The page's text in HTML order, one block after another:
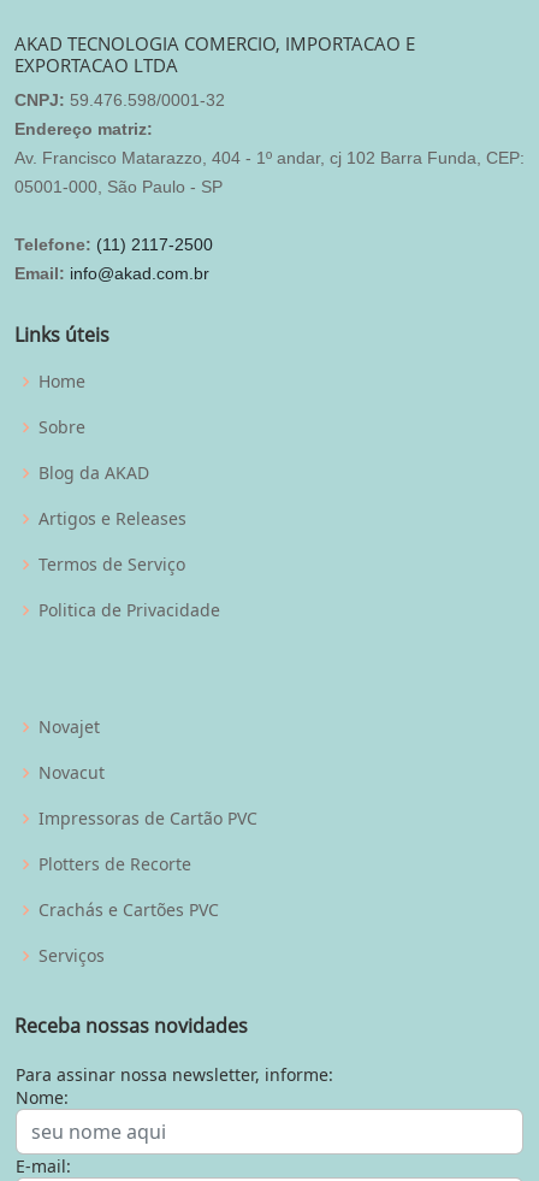
AKAD TECNOLOGIA COMERCIO, IMPORTACAO E
EXPORTACAO LTDA
CNPJ: 59.476.598/0001-32
Endereço matriz:
Av. Francisco Matarazzo, 404 - 1º andar, cj 102 Barra Funda, CEP:
05001-000, São Paulo - SP
Telefone: (11) 2117-2500
Email: info@akad.com.br
Links úteis
Home
Sobre
Blog da AKAD
Artigos e Releases
Termos de Serviço
Politica de Privacidade
Novajet
Novacut
Impressoras de Cartão PVC
Plotters de Recorte
Crachás e Cartões PVC
Serviços
Receba nossas novidades
Para assinar nossa newsletter, informe:
Nome:
E-mail: